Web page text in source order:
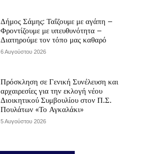
Δήμος Σάμης: Ταΐζουμε με αγάπη –
Φροντίζουμε με υπευθυνότητα –
Διατηρούμε τον τόπο μας καθαρό
6 Αυγούστου 2026
Πρόσκληση σε Γενική Συνέλευση και
αρχαιρεσίες για την εκλογή νέου
Διοικητικού Συμβουλίου στον Π.Σ.
Πουλάτων «Το Αγκαλάκι»
5 Αυγούστου 2026